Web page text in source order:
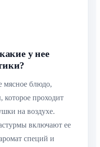
у нее
мясное блюдо,
которое проходит
на воздухе.
включают ее
специй и